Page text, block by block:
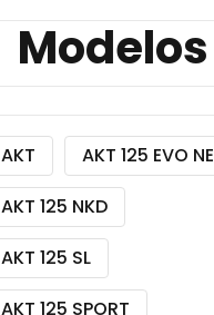
Modelos
AKT
AKT 125 EVO NE
AKT 125 NKD
AKT 125 SL
AKT 125 SPORT